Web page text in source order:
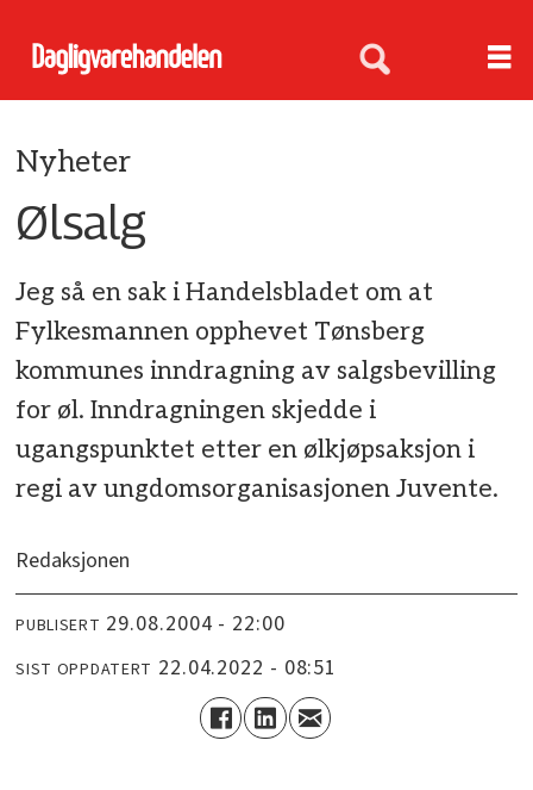
Nyheter
Ølsalg
Jeg så en sak i Handelsbladet om at
Fylkesmannen opphevet Tønsberg
kommunes inndragning av salgsbevilling
for øl. Inndragningen skjedde i
ugangspunktet etter en ølkjøpsaksjon i
regi av ungdomsorganisasjonen Juvente.
Redaksjonen
PUBLISERT 29.08.2004 - 22:00
SIST OPPDATERT 22.04.2022 - 08:51